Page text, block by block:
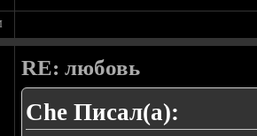
RE: любовь
Che Писал(а):